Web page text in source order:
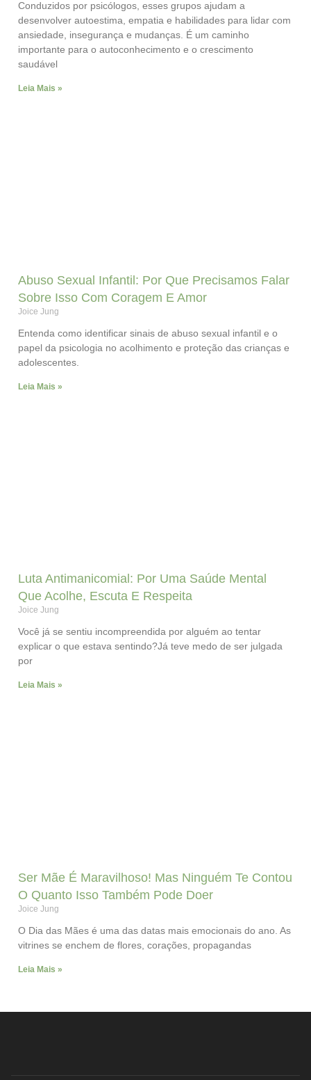
Conduzidos por psicólogos, esses grupos ajudam a
desenvolver autoestima, empatia e habilidades para lidar com
ansiedade, insegurança e mudanças. É um caminho
importante para o autoconhecimento e o crescimento
saudável
Leia Mais »
Abuso Sexual Infantil: Por Que Precisamos Falar
Sobre Isso Com Coragem E Amor
Joice Jung
Entenda como identificar sinais de abuso sexual infantil e o
papel da psicologia no acolhimento e proteção das crianças e
adolescentes.
Leia Mais »
Luta Antimanicomial: Por Uma Saúde Mental
Que Acolhe, Escuta E Respeita
Joice Jung
Você já se sentiu incompreendida por alguém ao tentar
explicar o que estava sentindo?Já teve medo de ser julgada
por
Leia Mais »
Ser Mãe É Maravilhoso! Mas Ninguém Te Contou
O Quanto Isso Também Pode Doer
Joice Jung
O Dia das Mães é uma das datas mais emocionais do ano. As
vitrines se enchem de flores, corações, propagandas
Leia Mais »